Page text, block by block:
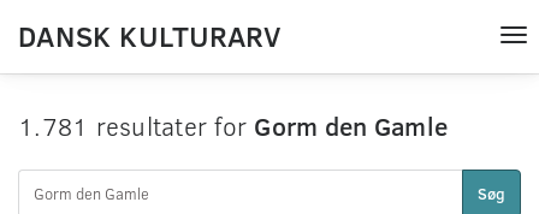
DANSK KULTURARV
1.781 resultater for Gorm den Gamle
Søg